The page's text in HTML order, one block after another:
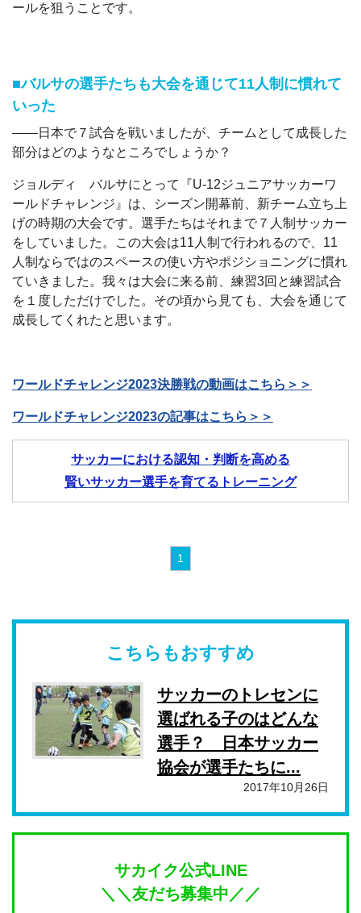
ールを狙うことです。
■バルサの選手たちも大会を通じて11人制に慣れて
いった
――日本で７試合を戦いましたが、チームとして成長した
部分はどのようなところでしょうか？
ジョルディ バルサにとって『U-12ジュニアサッカーワ
ールドチャレンジ』は、シーズン開幕前、新チーム立ち上
げの時期の大会です。選手たちはそれまで７人制サッカー
をしていました。この大会は11人制で行われるので、11
人制ならではのスペースの使い方やポジショニングに慣れ
ていきました。我々は大会に来る前、練習3回と練習試合
を１度しただけでした。その頃から見ても、大会を通じて
成長してくれたと思います。
ワールドチャレンジ2023決勝戦の動画はこちら＞＞
ワールドチャレンジ2023の記事はこちら＞＞
サッカーにおける認知・判断を高める
賢いサッカー選手を育てるトレーニング
1
こちらもおすすめ
サッカーのトレセンに
選ばれる子のはどんな
選手？ 日本サッカー
協会が選手たちに...
2017年10月26日
サカイク公式LINE
＼＼友だち募集中／／